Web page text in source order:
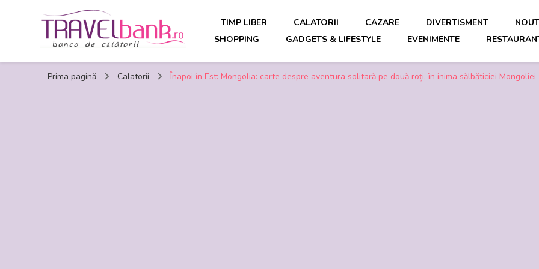
TravelBank.ro – calatorii, turism, distractie, shopping, timp liber
TIMP LIBER CALATORII CAZARE DIVERTISMENT
SHOPPING
GADGETS & LIFESTYLE EVENIMENTE
Prima pagină Calatorii Înapoi în Est: Mongolia: carte despre aventura solitară pe două roți, în inima sălbăticiei Mongoliei